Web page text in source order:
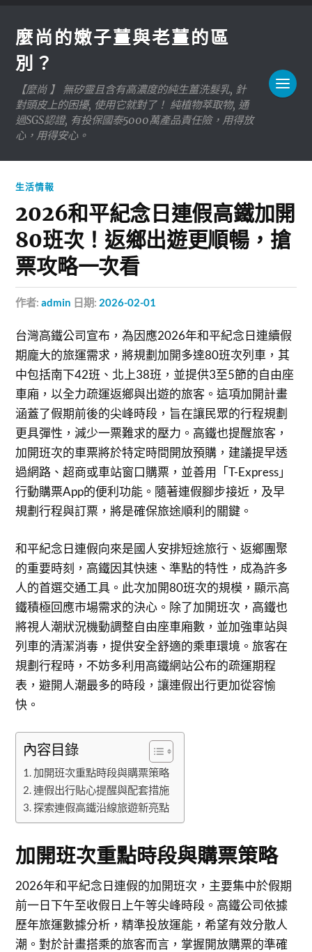
麼尚的嫩子薑與老薑的區
別？
【麼尚 】 無矽靈且含有高濃度的純生薑洗髮乳, 針
對頭皮上的困擾, 使用它就對了！ 純植物萃取物, 通
過SGS認證, 有投保國泰5000萬產品責任險，用得放
心，用得安心。
生活情報
2026和平紀念日連假高鐵加開
80班次！返鄉出遊更順暢，搶
票攻略一次看
作者:admin 日期: 2026-02-01
台灣高鐵公司宣布，為因應2026年和平紀念日連續假
期龐大的旅運需求，將規劃加開多達80班次列車，其
中包括南下42班、北上38班，並提供3至5節的自由座
車廂，以全力疏運返鄉與出遊的旅客。這項加開計畫
涵蓋了假期前後的尖峰時段，旨在讓民眾的行程規劃
更具彈性，減少一票難求的壓力。高鐵也提醒旅客，
加開班次的車票將於特定時間開放預購，建議提早透
過網路、超商或車站窗口購票，並善用「T-Express」
行動購票App的便利功能。隨著連假腳步接近，及早
規劃行程與訂票，將是確保旅途順利的關鍵。
和平紀念日連假向來是國人安排短途旅行、返鄉團聚
的重要時刻，高鐵因其快速、準點的特性，成為許多
人的首選交通工具。此次加開80班次的規模，顯示高
鐵積極回應市場需求的決心。除了加開班次，高鐵也
將視人潮狀況機動調整自由座車廂數，並加強車站與
列車的清潔消毒，提供安全舒適的乘車環境。旅客在
規劃行程時，不妨多利用高鐵網站公布的疏運期程
表，避開人潮最多的時段，讓連假出行更加從容愉
快。
內容目錄
加開班次重點時段與購票策略
連假出行貼心提醒與配套措施
探索連假高鐵沿線旅遊新亮點
加開班次重點時段與購票策略
2026年和平紀念日連假的加開班次，主要集中於假期
前一日下午至收假日上午等尖峰時段。高鐵公司依據
歷年旅運數據分析，精準投放運能，希望有效分散人
潮。對於計畫搭乘的旅客而言，掌握開放購票的準確